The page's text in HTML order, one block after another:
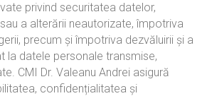
privind securitatea datelor,
a alterării neautorizate, împotriva
precum și împotriva dezvăluirii și a
la datele personale transmise,
CMI Dr. Valeanu Andrei asigură
confidențialitatea și